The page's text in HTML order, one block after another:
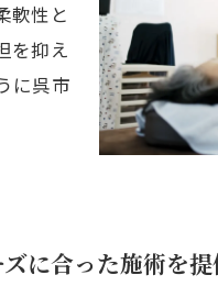
軟性と
を抑え
に呉市
に合った施術を